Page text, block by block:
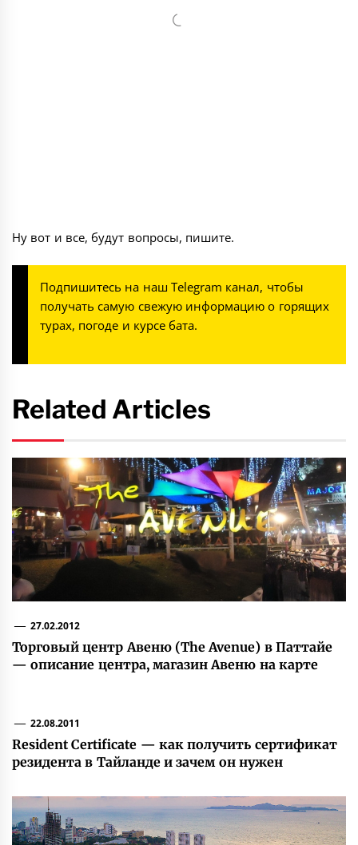
Ну вот и все, будут вопросы, пишите.
Подпишитесь на наш Telegram канал, чтобы
получать самую свежую информацию о горящих
турах, погоде и курсе бата.
Related Articles
27.02.2012
Торговый центр Авеню (The Avenue) в Паттайе
— описание центра, магазин Авеню на карте
22.08.2011
Resident Certificate — как получить сертификат
резидента в Тайланде и зачем он нужен